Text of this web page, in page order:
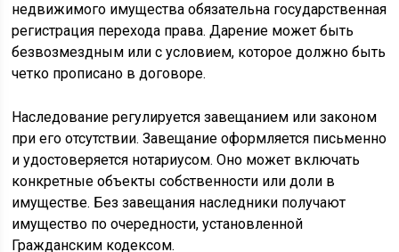
недвижимого имущества обязательна государственная
регистрация перехода права. Дарение может быть
безвозмездным или с условием, которое должно быть
четко прописано в договоре.
Наследование регулируется завещанием или законом
при его отсутствии. Завещание оформляется письменно
и удостоверяется нотариусом. Оно может включать
конкретные объекты собственности или доли в
имуществе. Без завещания наследники получают
имущество по очередности, установленной
Гражданским кодексом.